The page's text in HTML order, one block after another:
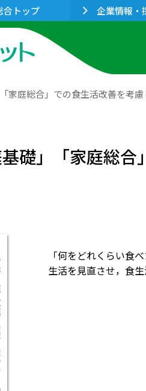
合トップ 企業情報・
家庭総合」での食生活改善を考慮
礎」「家庭総
「何をどれくらい食
生活を見直させ，食